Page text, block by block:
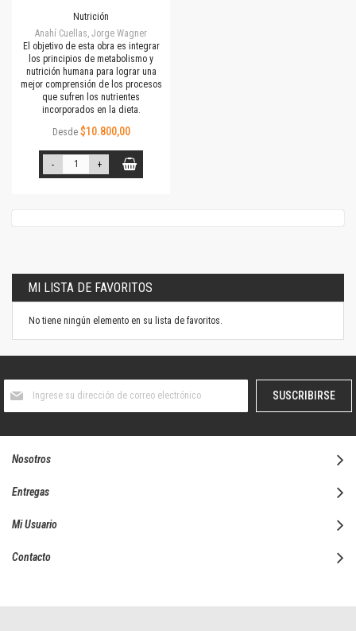
Nutrición
Anahí Cuellas, Jorge Wagner
El objetivo de esta obra es integrar
los principios de metabolismo y
nutrición humana para lograr una
mejor comprensión de los procesos
que sufren los nutrientes
incorporados en la dieta.
Desde $10.800,00
- +
MI LISTA DE FAVORITOS
No tiene ningún elemento en su lista de favoritos.
boletín
SUSCRIBIRSE
Nosotros
Entregas
Mi Usuario
Contacto